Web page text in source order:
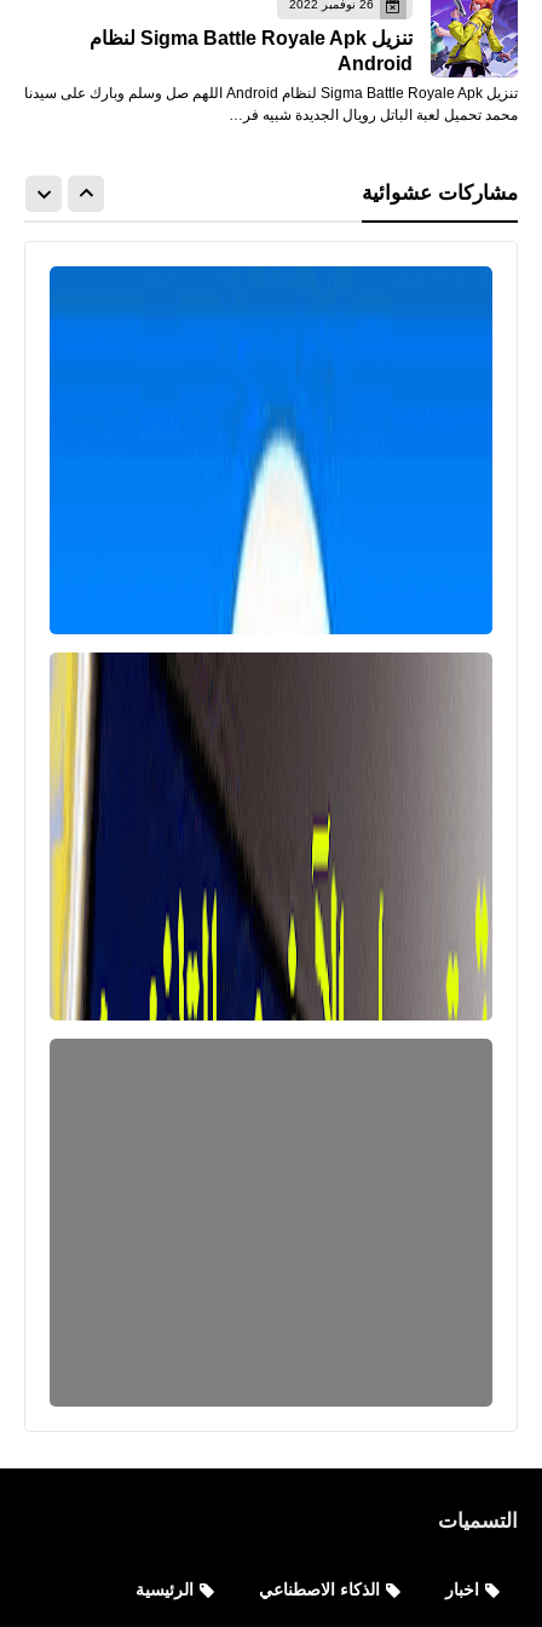
26 نوفمبر 2022
تنزيل Sigma Battle Royale Apk لنظام
Android
تنزيل Sigma Battle Royale Apk لنظام Android اللهم صل وسلم وبارك على سيدنا
محمد تحميل لعبة الباتل رويال الجديدة شبيه فر…
مشاركات عشوائية
التسميات
اخبار الذكاء الاصطناعي الرئيسية